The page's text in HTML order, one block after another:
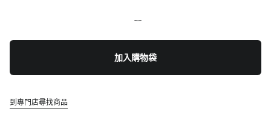
加入購物袋
到專門店尋找商品
+852 2603 9501
聯絡方法